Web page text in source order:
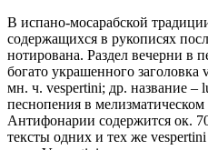
В испано-мосарабской
содержащихся в рукописях
нотирована. Раздел вечерни в
богато украшенного заголовка
мн. ч. vespertini; др. название –
песнопения в
Антифонарии содержится ок.
тексты одних и тех же